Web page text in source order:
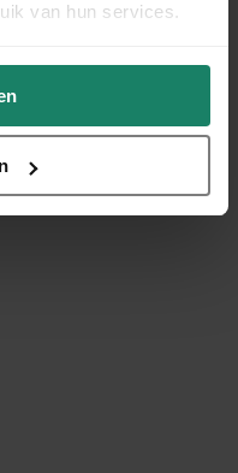
van hun services.